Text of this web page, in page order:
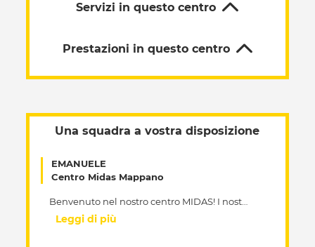
Servizi in questo centro
Prestazioni in questo centro
Una squadra a vostra disposizione
EMANUELE
Centro Midas Mappano
Leggi di più